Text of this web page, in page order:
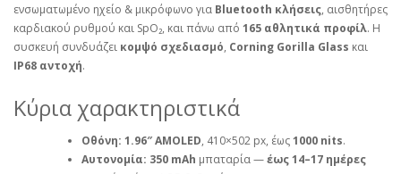
ενσωματωμένο ηχείο & μικρόφωνο για Bluetooth κλήσεις, αισθητήρες
καρδιακού ρυθμού και SpO₂, και πάνω από 165 αθλητικά προφίλ. Η
συσκευή συνδυάζει κομψό σχεδιασμό, Corning Gorilla Glass και
IP68 αντοχή.
Κύρια χαρακτηριστικά
Οθόνη: 1.96″ AMOLED, 410×502 px, έως1000 nits.
Αυτονομία: 350 mAh μπαταρία —έως 14–17 ημέρες